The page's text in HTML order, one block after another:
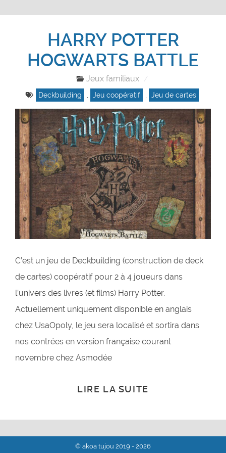
HARRY POTTER
HOGWARTS BATTLE
Jeux familiaux
Deckbuilding , Jeu coopératif , Jeu de cartes
C’est un jeu de Deckbuilding (construction de deck
de cartes) coopératif pour 2 à 4 joueurs dans
l’univers des livres (et films) Harry Potter.
Actuellement uniquement disponible en anglais
chez UsaOpoly, le jeu sera localisé et sortira dans
nos contrées en version française courant
novembre chez Asmodée
LIRE LA SUITE
© akoa tujou 2019 - 2026